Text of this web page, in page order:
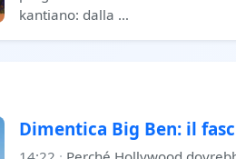
kantiano: dalla …
Dimentica Big Ben: il